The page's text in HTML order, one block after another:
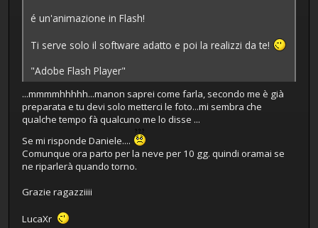
é un'animazione in Flash!
Ti serve solo il software adatto e poi la realizzi da te!
"Adobe Flash Player"
...mmmmhhhhh...manon saprei come farla, secondo me è già
preparata e tu devi solo metterci le foto...mi sembra che
qualche tempo fà qualcuno me lo disse ...
Se mi risponde Daniele....
Comunque ora parto per la neve per 10 gg. quindi oramai se
ne riparlerà quando torno.
Grazie ragazziiii
LucaXr